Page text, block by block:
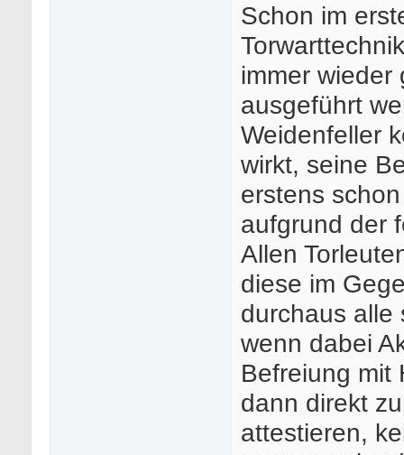
Schon im
immer wieder
ausgeführt
Weidenfeller
wirkt, seine
erstens
aufgrund der
Allen
diese im
durchaus alle
wenn dabei
Befreiung mit
dann direkt
attestieren,